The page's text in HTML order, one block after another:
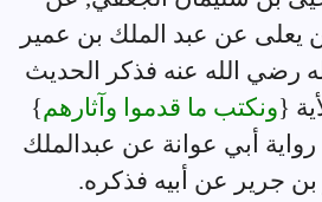
يعلى عن عبد الملك بن عمير
رضي الله عنه فذكر الحديث
{ونكتب ما قدموا وآثارهم}
أبي عوانة عن عبدالملك
جرير عن أبيه فذكره.